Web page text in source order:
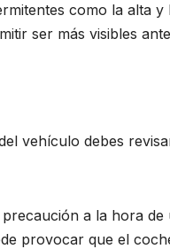
como la alta
ser más visibles
vehículo debes
a la hora
provocar que el